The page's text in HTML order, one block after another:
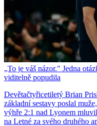
„To je váš názor." Jedna
viditelně popudila
Devětačtyřicetiletý Brian
základní sestavy poslal
výhře 2:1 nad Lyonem
na Letné za svého druhého